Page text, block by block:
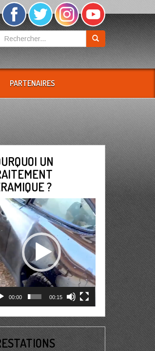
PARTENAIRES
UN
?
00:00 00:15